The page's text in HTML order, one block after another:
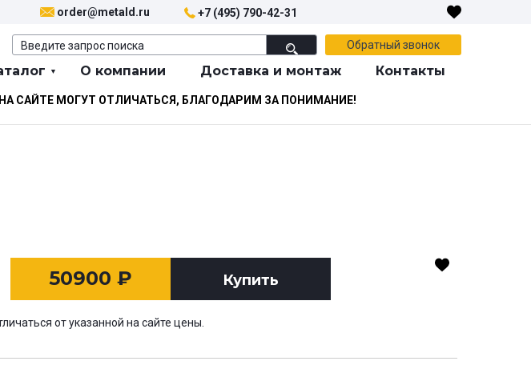
order@metald.ru +7 (495) 790-42-31
Обратный звонок
О компании Доставка и монтаж Контакты
САЙТЕ МОГУТ ОТЛИЧАТЬСЯ, БЛАГОДАРИМ ЗА ПОНИМАНИЕ!
50900 ₽ Купить
от указанной на сайте цены.